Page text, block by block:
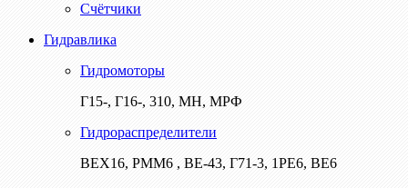
Счётчики
Гидравлика
Гидромоторы
Г15-, Г16-, 310, МН, МРФ
Гидрораспределители
ВЕХ16, РММ6 , ВЕ-43, Г71-3, 1РЕ6, ВЕ6